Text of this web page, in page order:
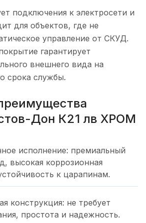
подключения к электросети и
для объектов, где не
управление от СКУД.
гарантирует
внешнего вида на
срока службы.
Дон К21 лв ХРОМ
исполнение: премиальный
высокая коррозионная
к царапинам.
конструкция: не требует
простота и надежность.